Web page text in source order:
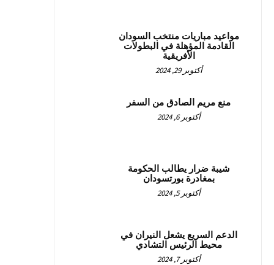
مواعيد مباريات منتخب السودان
القادمة المؤهلة في البطولات
الأفريقية
أكتوبر 29, 2024
منع مريم الصادق من السفر
أكتوبر 6, 2024
شيبة ضرار يطالب الحكومة
بمغادرة بورتسودان
أكتوبر 5, 2024
الدعم السريع يشعل النيران في
محيط الرئيس التشادي
أكتوبر 7, 2024